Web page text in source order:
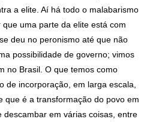
a elite. Aí há todo o malabarismo
uma parte da elite está com
deu no peronismo até que não
possibilidade de governo; vimos
no Brasil. O que temos como
de incorporação, em larga escala,
que é a transformação do povo em
descambar em várias coisas, entre